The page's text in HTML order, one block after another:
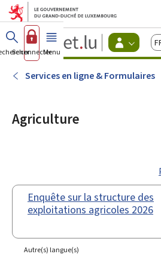
Aller au menu
Aller au contenu
Guichet.lu
Changer
d'espace
Menu
Se connecterMenu principal
Services en ligne & Formulaires
Agriculture
Enquête sur la structure des
exploitations agricoles 2026
Autre(s) langue(s)